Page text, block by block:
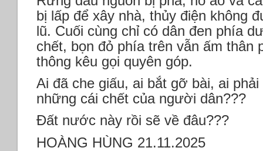
bị lấp để xây nhà, thủy điện không
lũ. Cuối cùng chỉ có dân đen phía
chết, bọn đỏ phía trên vẫn ấm thân
thông kêu gọi quyên góp.
Ai đã che giấu, ai bắt gỡ bài, ai
những cái chết của người dân???
Đất nước này rồi sẽ về đâu???
HOÀNG HÙNG 21.11.2025